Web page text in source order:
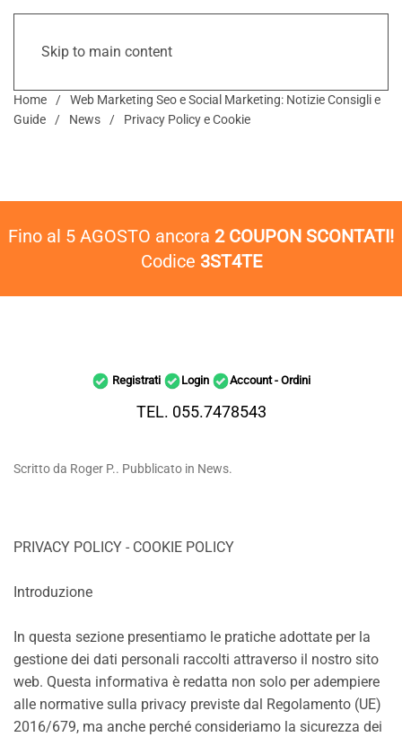
Skip to main content
Home
Web Marketing Seo e Social Marketing: Notizie Consigli e
Guide
News Privacy Policy e Cookie
Fino al 5 AGOSTO ancora 2 COUPON SCONTATI!
Codice 3ST4TE
Registrati Login Account - Ordini
TEL. 055.7478543
Scritto da Roger P.. Pubblicato in News.
PRIVACY POLICY - COOKIE POLICY
Introduzione
In questa sezione presentiamo le pratiche adottate per la
gestione dei dati personali raccolti attraverso il nostro sito
web. Questa informativa è redatta non solo per adempiere
alle normative sulla privacy previste dal Regolamento (UE)
2016/679, ma anche perché consideriamo la sicurezza dei